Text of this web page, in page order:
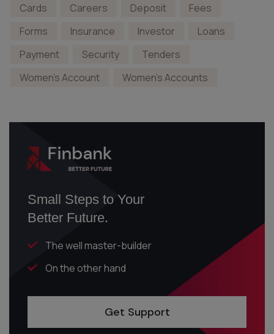
Cards Careers Deposit
Fees
Forms
Insurance Investor
Loans
Payment
Security
Tenders
Women's Account
Women's Accounts
Small Steps to Your
Better Future.
The well master-builder
On the other hand
Get Support